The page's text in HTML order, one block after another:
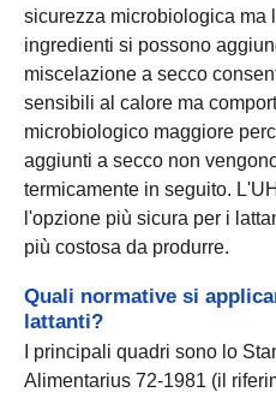
sicurezza microbiologica ma
ingredienti si possono
miscelazione a secco
sensibili al calore ma
microbiologico maggiore
aggiunti a secco non
termicamente in seguito.
l'opzione più sicura per i
più costosa da produrre.
Quali normative si
lattanti?
I principali quadri sono lo
Alimentarius 72-1981 (il